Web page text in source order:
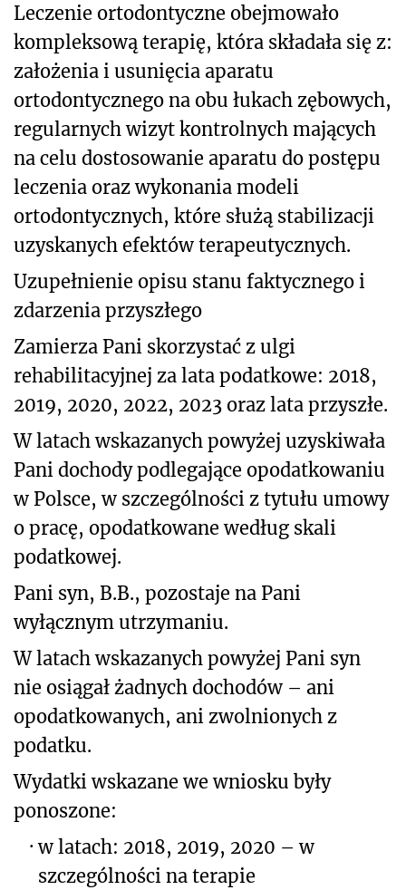
Leczenie ortodontyczne obejmowało
kompleksową terapię, która składała się z:
założenia i usunięcia aparatu
ortodontycznego na obu łukach zębowych,
regularnych wizyt kontrolnych mających
na celu dostosowanie aparatu do postępu
leczenia oraz wykonania modeli
ortodontycznych, które służą stabilizacji
uzyskanych efektów terapeutycznych.
Uzupełnienie opisu stanu faktycznego i
zdarzenia przyszłego
Zamierza Pani skorzystać z ulgi
rehabilitacyjnej za lata podatkowe: 2018,
2019, 2020, 2022, 2023 oraz lata przyszłe.
W latach wskazanych powyżej uzyskiwała
Pani dochody podlegające opodatkowaniu
w Polsce, w szczególności z tytułu umowy
o pracę, opodatkowane według skali
podatkowej.
Pani syn, B.B., pozostaje na Pani
wyłącznym utrzymaniu.
W latach wskazanych powyżej Pani syn
nie osiągał żadnych dochodów – ani
opodatkowanych, ani zwolnionych z
podatku.
Wydatki wskazane we wniosku były
ponoszone:
· w latach: 2018, 2019, 2020 – w
szczególności na terapie